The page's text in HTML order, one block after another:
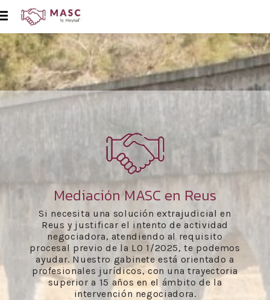
Mediación MASC en Reus
Si necesita una solución extrajudicial en
Reus y justificar el intento de actividad
negociadora, atendiendo al requisito
procesal previo de la LO 1/2025, te podemos
ayudar. Nuestro gabinete está orientado a
profesionales jurídicos, con una trayectoria
superior a 15 años en el ámbito de la
intervención negociadora.